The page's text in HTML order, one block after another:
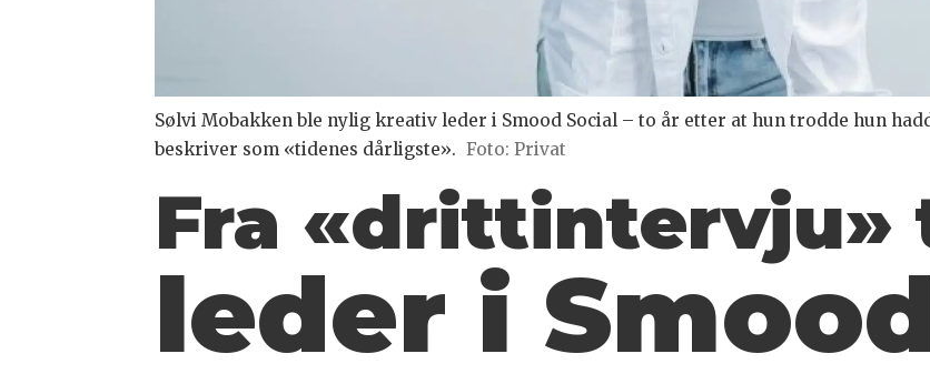
Sølvi Mobakken ble nylig kreativ leder i Smood Social – to år etter at hun trodde hun
beskriver som «tidenes dårligste». Foto: Privat
Fra
leder i